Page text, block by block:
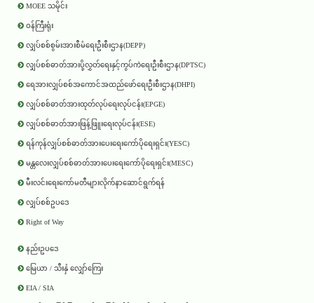
MOEE သမိုင်း
ဝန်ကြီးရုံး
လျှပ်စစ်စွမ်းအားစီမံရေးဦးစီးဌာန(DEPP)
လျှပ်စစ်ဓာတ်အားပို့လွှတ်ရေးနှင့်ကွပ်ကဲရေးဦးစီးဌာန(DPTSC)
ရေအားလျှပ်စစ်အကောင်အထည်ဖော်ရေးဦးစီးဌာန(DHPI)
လျှပ်စစ်ဓာတ်အားထုတ်လုပ်ရေးလုပ်ငန်း(EPGE)
လျှပ်စစ်ဓာတ်အားဖြန့်ဖြူးရေးလုပ်ငန်း(ESE)
ရန်ကုန်လျှပ်စစ်ဓာတ်အားပေးရေးကော်ပိုရေးရှင်း(YESC)
မန္တလေးလျှပ်စစ်ဓာတ်အားပေးရေးကော်ပိုရေးရှင်း(MESC)
မီးလင်းရေးကော်မတီများလိုက်နာဆောင်ရွက်ရန်
လျှပ်စစ်ဥပဒေ
Right of Way
နည်းဥပဒေ
မြေယာ / သီးနှံ လျှော်ကြေး
EIA / SIA